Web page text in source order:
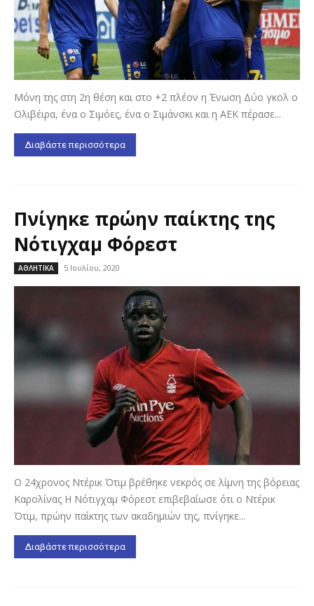
Μόνη της στη 2η θέση και στο +2 πλέον η Ένωση Δύο γκολ ο
Ολιβέιρα, ένα ο Σιμόες, ένα ο Σιμάνσκι και η ΑΕΚ πέρασε...
Διαβάστε περισσότερα
Πνίγηκε πρώην παίκτης της
Νότιγχαμ Φόρεστ
ΑΘΛΗΤΙΚΑ 5 Ιουλίου, 2020
Ο 24χρονος Ντέρικ Ότιμ βρέθηκε νεκρός σε λίμνη της βόρειας
Καρολίνας Η Νότιγχαμ Φόρεστ επιβεβαίωσε ότι ο Ντέρικ
Ότιμ, πρώην παίκτης των ακαδημιών της, πνίγηκε...
Διαβάστε περισσότερα